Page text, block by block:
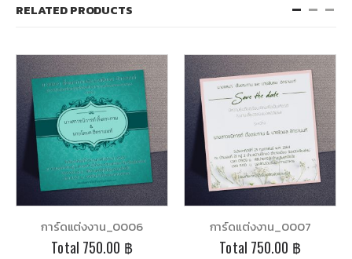
RELATED PRODUCTS
การ์ดแต่งงาน_0006
Total 750.00 ฿
การ์ดแต่งงาน_0007
Total 750.00 ฿